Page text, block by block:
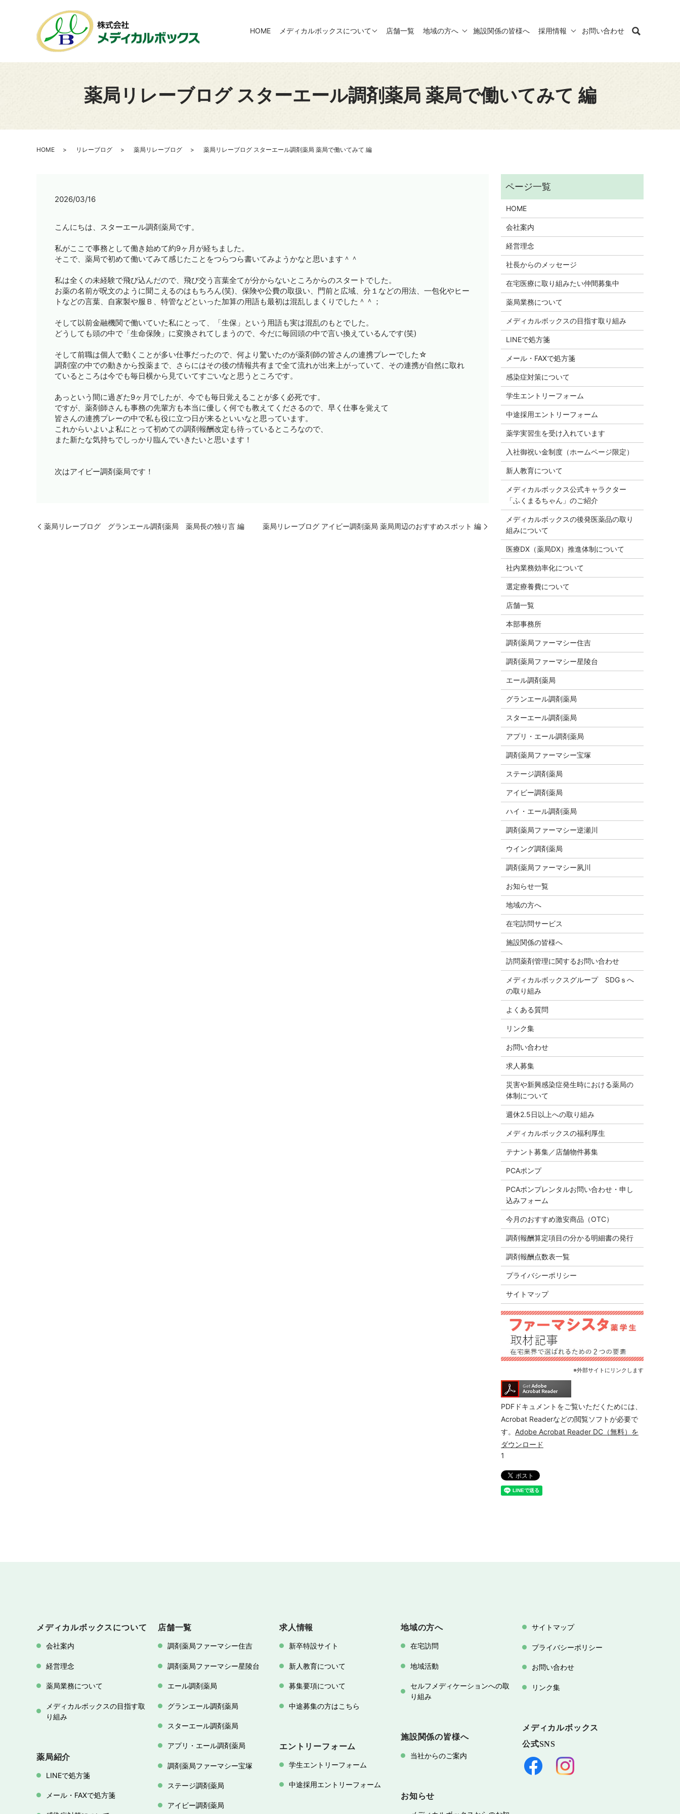
HOME メディカルボックスについて 店舗一覧 地域の方へ 施設関係の皆様へ 採用情報 お問い合わせ
薬局リレーブログ スターエール調剤薬局 薬局で働いてみて 編
HOME リレーブログ 薬局リレーブログ 薬局リレーブログ スターエール調剤薬局 薬局で働いてみて 編
2026/03/16
こんにちは、スターエール調剤薬局です。
私がここで事務として働き始めて約9ヶ月が経ちました。
そこで、薬局で初めて働いてみて感じたことをつらつら書いてみようかなと思います＾＾
私は全くの未経験で飛び込んだので、飛び交う言葉全てが分からないところからのスタートでした。
お薬の名前が呪文のように聞こえるのはもちろん(笑)、保険や公費の取扱い、門前と広域、分１などの用法、一包化やヒー
トなどの言葉、自家製や服Ｂ、特管などといった加算の用語も最初は混乱しまくりでした＾＾；
そして以前金融機関で働いていた私にとって、「生保」という用語も実は混乱のもとでした。
どうしても頭の中で「生命保険」に変換されてしまうので、今だに毎回頭の中で言い換えているんです(笑)
そして前職は個人で動くことが多い仕事だったので、何より驚いたのが薬剤師の皆さんの連携プレーでした☆
調剤室の中での動きから投薬まで、さらにはその後の情報共有まで全て流れが出来上がっていて、その連携が自然に取れ
ているところは今でも毎日横から見ていてすごいなと思うところです。
あっという間に過ぎた9ヶ月でしたが、今でも毎日覚えることが多く必死です。
ですが、薬剤師さんも事務の先輩方も本当に優しく何でも教えてくださるので、早く仕事を覚えて
皆さんの連携プレーの中で私も役に立つ日が来るといいなと思っています。
これからいよいよ私にとって初めての調剤報酬改定も待っているところなので、
また新たな気持ちでしっかり臨んでいきたいと思います！
次はアイビー調剤薬局です！
薬局リレーブログ グランエール調剤薬局 薬局長の独り言 編 薬局リレーブログ アイビー調剤薬局 薬局周辺のおすすめスポット 編
HOME
会社案内
経営理念
社長からのメッセージ
在宅医療に取り組みたい仲間募集中
薬局業務について
メディカルボックスの目指す取り組み
LINEで処方箋
メール・FAXで処方箋
感染症対策について
学生エントリーフォーム
中途採用エントリーフォーム
薬学実習生を受け入れています
入社御祝い金制度（ホームページ限定）
新人教育について
メディカルボックス公式キャラクター
「ふくまるちゃん」のご紹介
メディカルボックスの後発医薬品の取り
組みについて
医療DX（薬局DX）推進体制について
社内業務効率化について
選定療養費について
店舗一覧
本部事務所
調剤薬局ファーマシー住吉
調剤薬局ファーマシー星陵台
エール調剤薬局
グランエール調剤薬局
スターエール調剤薬局
アプリ・エール調剤薬局
調剤薬局ファーマシー宝塚
ステージ調剤薬局
アイビー調剤薬局
ハイ・エール調剤薬局
調剤薬局ファーマシー逆瀬川
ウイング調剤薬局
調剤薬局ファーマシー夙川
お知らせ一覧
地域の方へ
在宅訪問サービス
施設関係の皆様へ
訪問薬剤管理に関するお問い合わせ
メディカルボックスグループ SDGｓへ
の取り組み
よくある質問
リンク集
お問い合わせ
求人募集
災害や新興感染症発生時における薬局の
体制について
週休2.5日以上への取り組み
メディカルボックスの福利厚生
テナント募集／店舗物件募集
PCAポンプ
PCAポンプレンタルお問い合わせ・申し
込みフォーム
今月のおすすめ激安商品（OTC）
調剤報酬算定項目の分かる明細書の発行
調剤報酬点数表一覧
プライバシーポリシー
サイトマップ
※外部サイトにリンクします
PDFドキュメントをご覧いただくためには、
Acrobat Readerなどの閲覧ソフトが必要で
す。 Adobe Acrobat Reader DC（無料）を
ダウンロード
メディカルボックスについて
会社案内
経営理念
薬局業務について
メディカルボックスの目指す取
り組み
薬局紹介
LINEで処方箋
メール・FAXで処方箋
店舗一覧
調剤薬局ファーマシー住吉
調剤薬局ファーマシー星陵台
エール調剤薬局
グランエール調剤薬局
スターエール調剤薬局
アプリ・エール調剤薬局
調剤薬局ファーマシー宝塚
ステージ調剤薬局
アイビー調剤薬局
求人情報
新卒特設サイト
新人教育について
募集要項について
中途募集の方はこちら
エントリーフォーム
学生エントリーフォーム
中途採用エントリーフォーム
地域の方へ
在宅訪問
地域活動
セルフメディケーションへの取
り組み
施設関係の皆様へ
当社からのご案内
お知らせ
サイトマップ
プライバシーポリシー
お問い合わせ
リンク集
メディカルボックス
公式SNS